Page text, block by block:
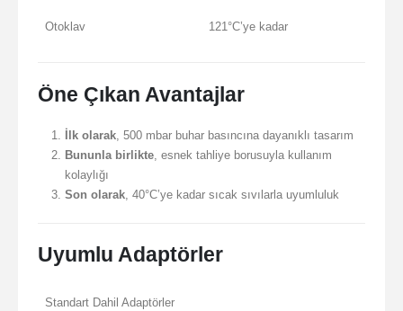
Otoklav 121°C’ye kadar
Öne Çıkan Avantajlar
İlk olarak, 500 mbar buhar basıncına dayanıklı tasarım
Bununla birlikte, esnek tahliye borusuyla kullanım
kolaylığı
Son olarak, 40°C’ye kadar sıcak sıvılarla uyumluluk
Uyumlu Adaptörler
Standart Dahil Adaptörler